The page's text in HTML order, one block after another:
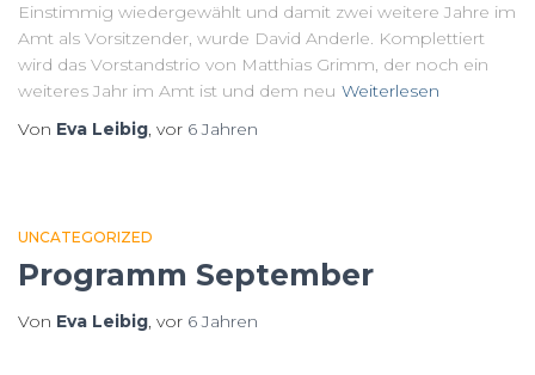
Einstimmig wiedergewählt und damit zwei weitere Jahre im
Amt als Vorsitzender, wurde David Anderle. Komplettiert
wird das Vorstandstrio von Matthias Grimm, der noch ein
weiteres Jahr im Amt ist und dem neu Weiterlesen
Von Eva Leibig, vor 6 Jahren
UNCATEGORIZED
Programm September
Von Eva Leibig, vor 6 Jahren